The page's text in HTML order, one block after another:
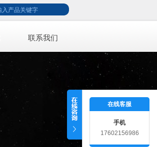
联系我们
在线客服
手机
17602156986